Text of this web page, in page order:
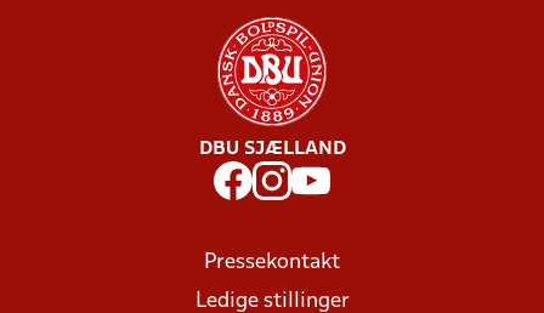
DBU SJÆLLAND
Pressekontakt
Ledige stillinger